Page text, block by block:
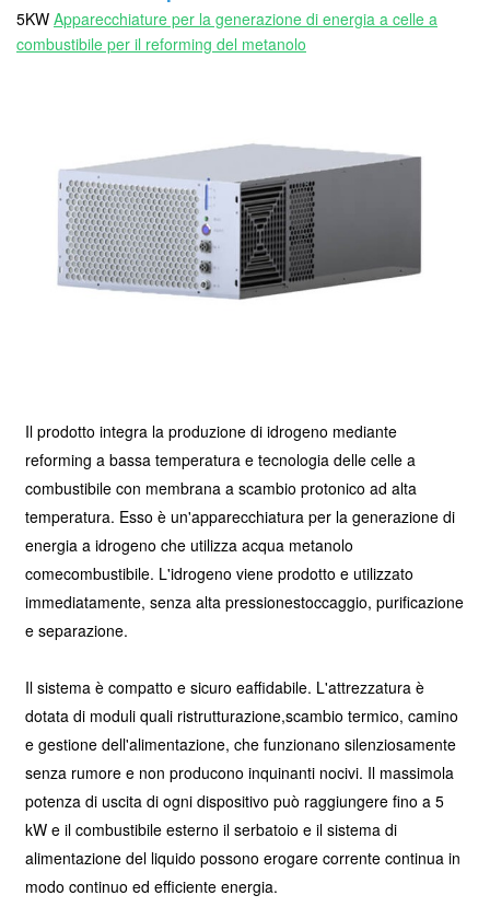
5KW Apparecchiature per la generazione di energia a celle a
combustibile per il reforming del metanolo
Il prodotto integra la produzione di idrogeno mediante
reforming a bassa temperaturae tecnologia delle celle a
combustibile con membrana a scambio protonico ad alta
temperatura. Essoè un'apparecchiatura per la generazione di
energia a idrogeno che utilizza acqua metanolo
comecombustibile. L'idrogeno viene prodotto e utilizzato
immediatamente, senza alta pressionestoccaggio, purificazione
e separazione.
Il sistema è compatto e sicuro eaffidabile. L'attrezzatura è
dotata di moduli quali ristrutturazione,scambio termico, camino
e gestione dell'alimentazione, che funzionano silenziosamente
senza rumore e non producono inquinanti nocivi. Il massimola
potenza di uscita di ogni dispositivo può raggiungere fino a 5
kW e il combustibile esternoil serbatoio e il sistema di
alimentazione del liquido possono erogare corrente continua in
modo continuo ed efficienteenergia.